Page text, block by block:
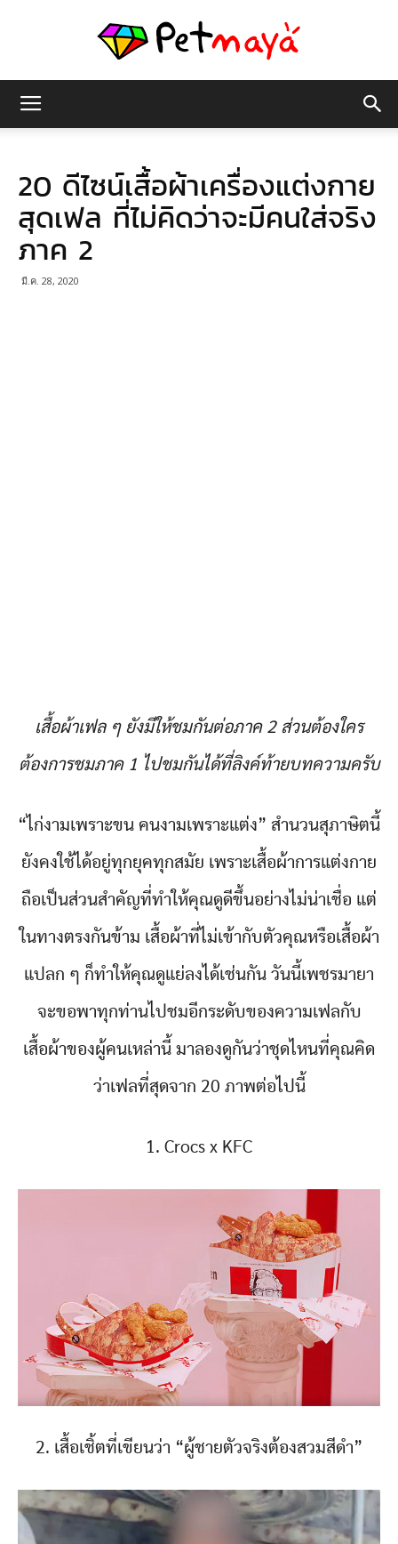
มายา
20 ดีไซน์เสื้อผ้าเครื่องแต่งกาย
สุดเฟล ที่ไม่คิดว่าจะมีคนใส่จริง
ภาค 2
มี.ค. 28, 2020
เสื้อผ้าเฟล ๆ ยังมีให้ชมกันต่อภาค 2 ส่วนต้องใคร
ต้องการชมภาค 1 ไปชมกันได้ที่ลิงค์ท้ายบทความครับ
“ไก่งามเพราะขน คนงามเพราะแต่ง” สำนวนสุภาษิตนี้
ยังคงใช้ได้อยู่ทุกยุคทุกสมัย เพราะเสื้อผ้าการแต่งกาย
ถือเป็นส่วนสำคัญที่ทำให้คุณดูดีขึ้นอย่างไม่น่าเชื่อ แต่
ในทางตรงกันข้าม เสื้อผ้าที่ไม่เข้ากับตัวคุณหรือเสื้อผ้า
แปลก ๆ ก็ทำให้คุณดูแย่ลงได้เช่นกัน วันนี้เพชรมายา
จะขอพาทุกท่านไปชมอีกระดับของความเฟลกับ
เสื้อผ้าของผู้คนเหล่านี้ มาลองดูกันว่าชุดไหนที่คุณคิด
ว่าเฟลที่สุดจาก 20 ภาพต่อไปนี้
1. Crocs x KFC
2. เสื้อเชิ้ตที่เขียนว่า “ผู้ชายตัวจริงต้องสวมสีดำ”